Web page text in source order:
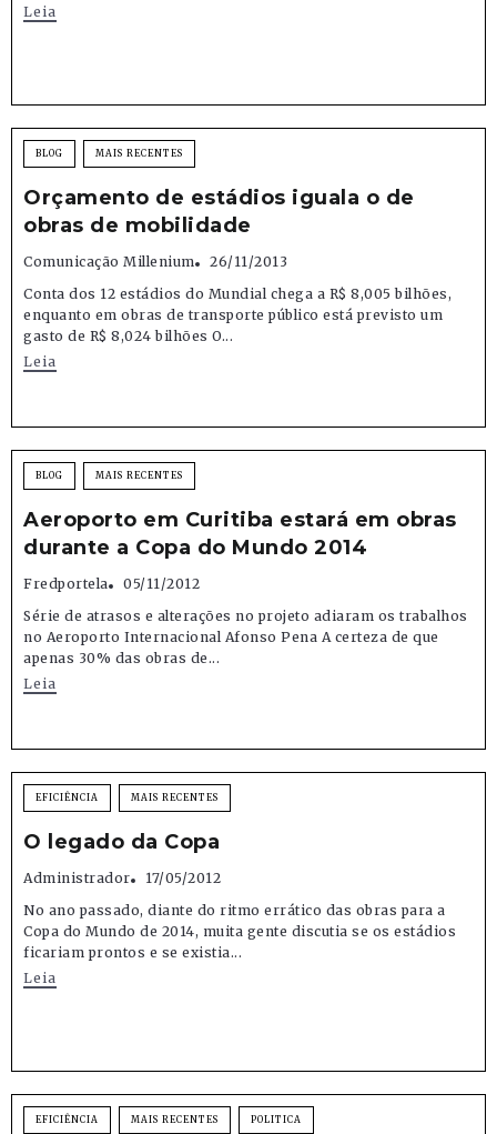
Leia
BLOG MAIS RECENTES
Orçamento de estádios iguala o de
obras de mobilidade
Comunicação Millenium
26/11/2013
Conta dos 12 estádios do Mundial chega a R$ 8,005 bilhões,
enquanto em obras de transporte público está previsto um
gasto de R$ 8,024 bilhões O...
Leia
BLOG MAIS RECENTES
Aeroporto em Curitiba estará em obras
durante a Copa do Mundo 2014
Fredportela
05/11/2012
Série de atrasos e alterações no projeto adiaram os trabalhos
no Aeroporto Internacional Afonso Pena A certeza de que
apenas 30% das obras de...
Leia
EFICIÊNCIA MAIS RECENTES
O legado da Copa
Administrador
17/05/2012
No ano passado, diante do ritmo errático das obras para a
Copa do Mundo de 2014, muita gente discutia se os estádios
ficariam prontos e se existia...
Leia
EFICIÊNCIA MAIS RECENTES POLITICA